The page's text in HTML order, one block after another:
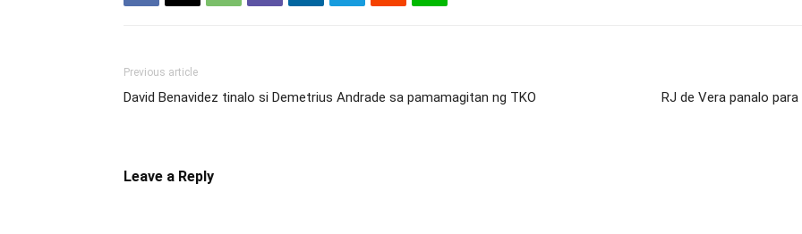
Previous article
David Benavidez tinalo si Demetrius Andrade sa pamamagitan ng TKO RJ de Vera panalo
Leave a Reply